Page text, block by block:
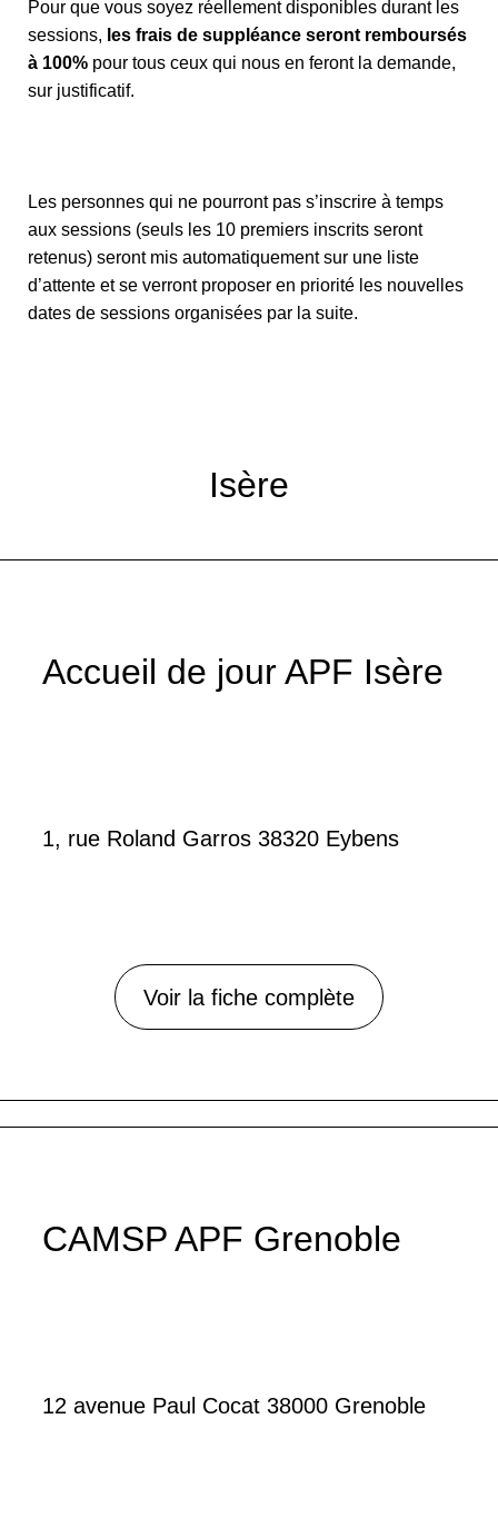
Pour que vous soyez réellement disponibles durant les
sessions, les frais de suppléance seront remboursés
à 100% pour tous ceux qui nous en feront la demande,
sur justificatif.
Les personnes qui ne pourront pas s’inscrire à temps
aux sessions (seuls les 10 premiers inscrits seront
retenus) seront mis automatiquement sur une liste
d’attente et se verront proposer en priorité les nouvelles
dates de sessions organisées par la suite.
Isère
Accueil de jour APF Isère
1, rue Roland Garros 38320 Eybens
Voir la fiche complète
CAMSP APF Grenoble
12 avenue Paul Cocat 38000 Grenoble